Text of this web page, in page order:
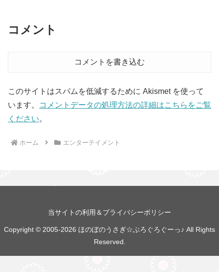
コメント
コメントを書き込む
このサイトはスパムを低減するために Akismet を使って
います。
コメントデータの処理方法の詳細はこちらをご覧
ください。
ホーム エンターテイメント
当サイトの利用＆プライバシーポリシー
Copyright © 2005-2026 ほのぼのうさぎ☆ぶろぐろぐーっ♪ All Rights
Reserved.